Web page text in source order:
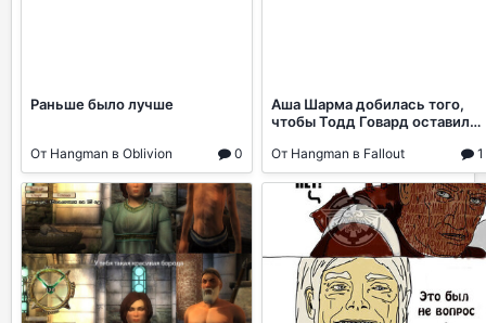
Раньше было лучше
От Hangman в Oblivion 0
Аша Шарма добилась того,
чтобы Тодд Говард оставил
разработку пятой части.
От Hangman в Fallout 1